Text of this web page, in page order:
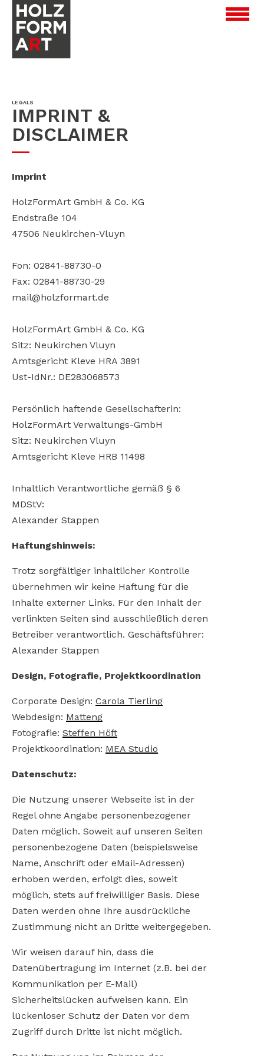
LEGALS
IMPRINT &
DISCLAIMER
Imprint
HolzFormArt GmbH & Co. KG
Endstraße 104
47506 Neukirchen-Vluyn
Fon: 02841-88730-0
Fax: 02841-88730-29
mail@holzformart.de
HolzFormArt GmbH & Co. KG
Sitz: Neukirchen Vluyn
Amtsgericht Kleve HRA 3891
Ust-IdNr.: DE283068573
Persönlich haftende Gesellschafterin:
HolzFormArt Verwaltungs-GmbH
Sitz: Neukirchen Vluyn
Amtsgericht Kleve HRB 11498
Inhaltlich Verantwortliche gemäß § 6
MDStV:
Alexander Stappen
Haftungshinweis:
Trotz sorgfältiger inhaltlicher Kontrolle
übernehmen wir keine Haftung für die
Inhalte externer Links. Für den Inhalt der
verlinkten Seiten sind ausschließlich deren
Betreiber verantwortlich. Geschäftsführer:
Alexander Stappen
Design, Fotografie, Projektkoordination
Corporate Design: Carola Tierling
Webdesign: Matteng
Fotografie: Steffen Höft
Projektkoordination: MEA Studio
Datenschutz:
Die Nutzung unserer Webseite ist in der
Regel ohne Angabe personenbezogener
Daten möglich. Soweit auf unseren Seiten
personenbezogene Daten (beispielsweise
Name, Anschrift oder eMail-Adressen)
erhoben werden, erfolgt dies, soweit
möglich, stets auf freiwilliger Basis. Diese
Daten werden ohne Ihre ausdrückliche
Zustimmung nicht an Dritte weitergegeben.
Wir weisen darauf hin, dass die
Datenübertragung im Internet (z.B. bei der
Kommunikation per E-Mail)
Sicherheitslücken aufweisen kann. Ein
lückenloser Schutz der Daten vor dem
Zugriff durch Dritte ist nicht möglich.